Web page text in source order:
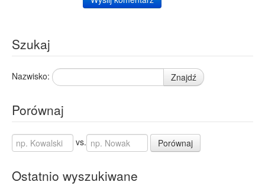
Szukaj
Nazwisko: Znajdź
Porównaj
vs. Porównaj
Ostatnio wyszukiwane